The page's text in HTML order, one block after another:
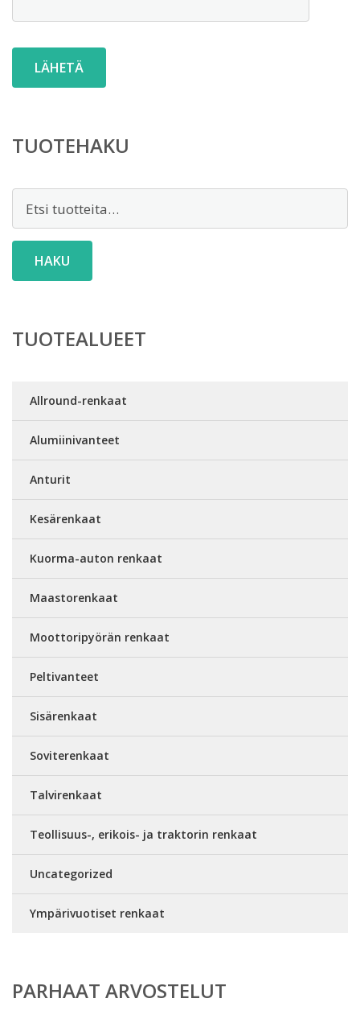
TUOTEHAKU
HAKU
TUOTEALUEET
Allround-renkaat
Alumiinivanteet
Anturit
Kesärenkaat
Kuorma-auton renkaat
Maastorenkaat
Moottoripyörän renkaat
Peltivanteet
Sisärenkaat
Soviterenkaat
Talvirenkaat
Teollisuus-, erikois- ja traktorin renkaat
Uncategorized
Ympärivuotiset renkaat
PARHAAT ARVOSTELUT